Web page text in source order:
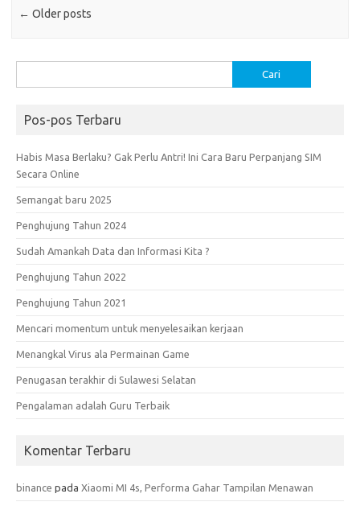
← Older posts
untuk:
Pos-pos Terbaru
Habis Masa Berlaku? Gak Perlu Antri! Ini Cara Baru Perpanjang SIM
Secara Online
Semangat baru 2025
Penghujung Tahun 2024
Sudah Amankah Data dan Informasi Kita ?
Penghujung Tahun 2022
Penghujung Tahun 2021
Mencari momentum untuk menyelesaikan kerjaan
Menangkal Virus ala Permainan Game
Penugasan terakhir di Sulawesi Selatan
Pengalaman adalah Guru Terbaik
Komentar Terbaru
binance pada Xiaomi MI 4s, Performa Gahar Tampilan Menawan